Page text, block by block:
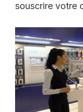
souscrire votre